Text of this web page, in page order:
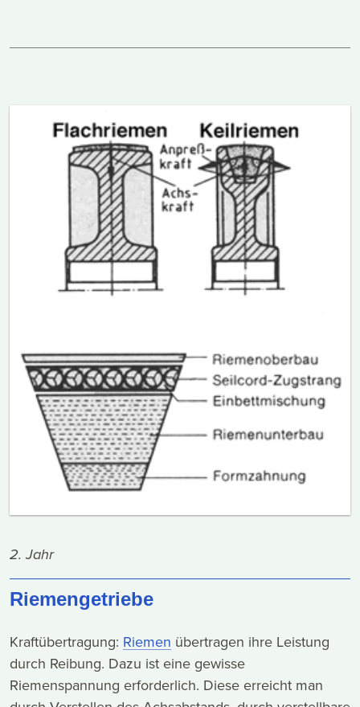
2. Jahr
Riemengetriebe
Kraftübertragung: Riemen übertragen ihre Leistung
durch Reibung. Dazu ist eine gewisse
Riemenspannung erforderlich. Diese erreicht man